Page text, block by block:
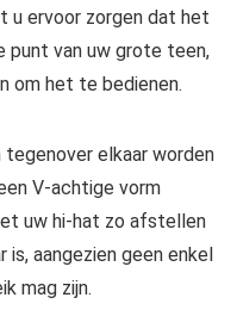
u ervoor zorgen dat het
punt van uw grote teen,
om het te bedienen.
elkaar worden
V-achtige vorm
uw hi-hat zo afstellen
aangezien geen enkel
mag zijn.